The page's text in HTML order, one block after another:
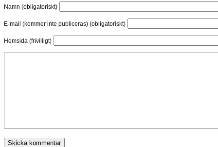
Namn (obligatoriskt)
E-mail (kommer inte publiceras) (obligatoriskt)
Hemsida (frivilligt)